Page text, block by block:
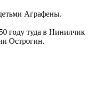
Аграфены.
году туда в Нинилчик
Острогин.